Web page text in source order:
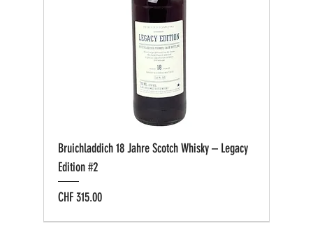
Bruichladdich 18 Jahre Scotch Whisky – Legacy
Edition #2
Preis
CHF 315.00